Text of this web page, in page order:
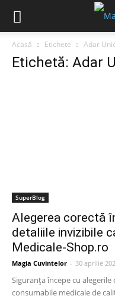
Acasă Etichete Adar
Etichetă: Adar
SuperBlog
Alegerea corectă
detaliile invizibile
Medicale-Shop.ro
Magia Cuvintelor - 30 aprilie
Siguranța începe cu alegerile
consumabile medicale de